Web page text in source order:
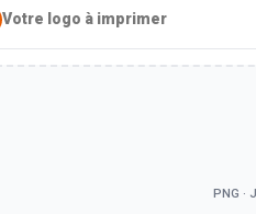
Votre logo à imprimer
PNG ·